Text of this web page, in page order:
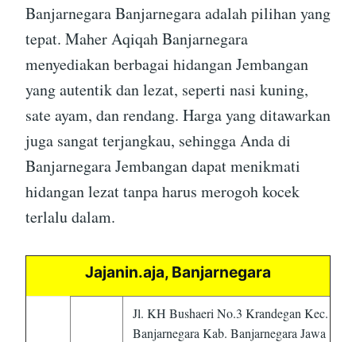
Banjarnegara Banjarnegara adalah pilihan yang
tepat. Maher Aqiqah Banjarnegara
menyediakan berbagai hidangan Jembangan
yang autentik dan lezat, seperti nasi kuning,
sate ayam, dan rendang. Harga yang ditawarkan
juga sangat terjangkau, sehingga Anda di
Banjarnegara Jembangan dapat menikmati
hidangan lezat tanpa harus merogoh kocek
terlalu dalam.
Jajanin.aja, Banjarnegara
Jl. KH Bushaeri No.3 Krandegan Kec.
Banjarnegara Kab. Banjarnegara Jawa